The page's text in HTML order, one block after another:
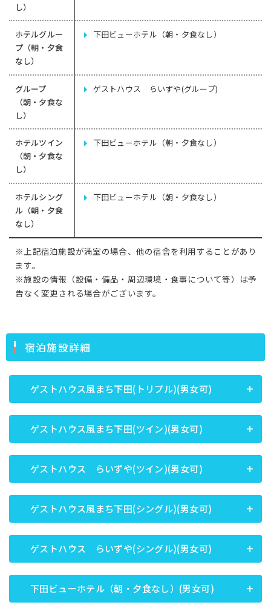
し）
ホテルグルー
プ（朝・夕食
なし）
下田ビューホテル（朝・夕食なし）
グループ
（朝・夕食な
し）
ゲストハウス らいずや(グループ)
ホテルツイン
（朝・夕食な
し）
下田ビューホテル（朝・夕食なし）
ホテルシング
ル（朝・夕食
なし）
下田ビューホテル（朝・夕食なし）
※上記宿泊施設が満室の場合、他の宿舎を利用することがあり
ます。
※施設の情報（設備・備品・周辺環境・食事について等）は予
告なく変更される場合がございます。
宿泊施設詳細
ゲストハウス風まち下田(トリプル)(男女可)
ゲストハウス風まち下田(ツイン)(男女可)
ゲストハウス らいずや(ツイン)(男女可)
ゲストハウス風まち下田(シングル)(男女可)
ゲストハウス らいずや(シングル)(男女可)
下田ビューホテル（朝・夕食なし）(男女可)